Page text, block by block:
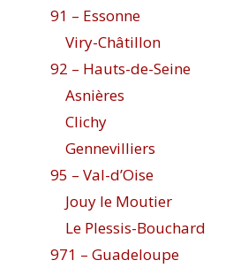
91 – Essonne
Viry-Châtillon
92 – Hauts-de-Seine
Asnières
Clichy
Gennevilliers
95 – Val-d’Oise
Jouy le Moutier
Le Plessis-Bouchard
971 – Guadeloupe